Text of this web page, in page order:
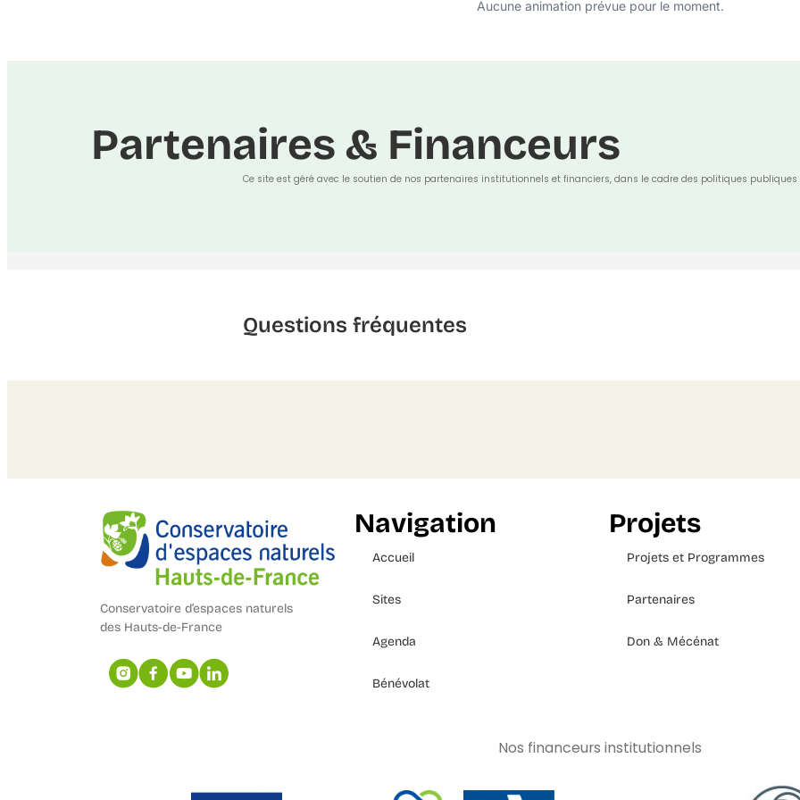
Aucune animation prévue pour le moment.
Partenaires & Financeurs
Ce site est géré avec le soutien de nos partenaires institutionnels et financiers, dans le cadre des politiques
Questions fréquentes
Conservatoire d’espaces naturels
des Hauts-de-France
Navigation
Accueil
Sites
Agenda
Bénévolat
Projets
Projets et Programmes
Partenaires
Don & Mécénat
Nos financeurs institutionnels